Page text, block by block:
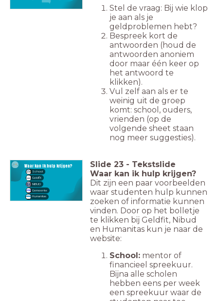
Stel de vraag: Bij wie klop
je aan als je
geldproblemen hebt?
Bespreek kort de
antwoorden (houd de
antwoorden anoniem
door maar één keer op
het antwoord te
klikken).
Vul zelf aan als er te
weinig uit de groep
komt: school, ouders,
vrienden (op de
volgende sheet staan
nog meer suggesties).
Waar kan ik hulp krijgen?
Geldfit
Humanitas
School
NIBUD
Gemeente
Slide 23 - Tekstslide
Waar kan ik hulp krijgen?
Dit zijn een paar voorbeelden
waar studenten hulp kunnen
zoeken of informatie kunnen
vinden. Door op het bolletje
te klikken bij Geldfit, Nibud
en Humanitas kun je naar de
website:
School: mentor of
financieel spreekuur.
Bijna alle scholen
hebben eens per week
een spreekuur waar de